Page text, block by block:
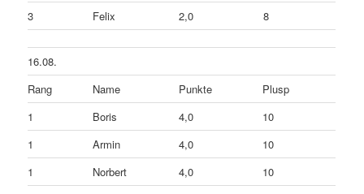
3
Felix 2,0 8
16.08.
Rang
Name Punkte
Plusp
1
Boris 4,0
10
1
Armin 4,0
10
1
Norbert 4,0
10